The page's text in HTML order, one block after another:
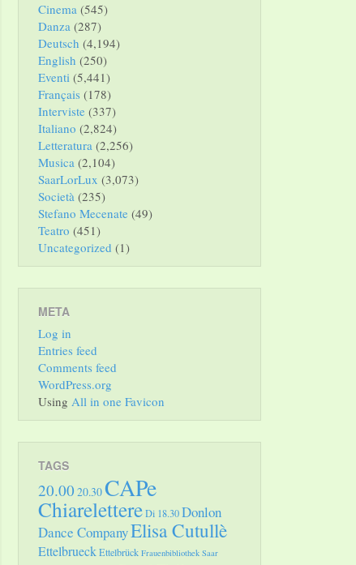
Cinema (545)
Danza (287)
Deutsch (4,194)
English (250)
Eventi (5,441)
Français (178)
Interviste (337)
Italiano (2,824)
Letteratura (2,256)
Musica (2,104)
SaarLorLux (3,073)
Società (235)
Stefano Mecenate (49)
Teatro (451)
Uncategorized (1)
META
Log in
Entries feed
Comments feed
WordPress.org
Using All in one Favicon
TAGS
20.00 20.30CAPe
ChiarelettereDi 18.30Donlon
Dance CompanyElisa Cutullè
EttelbrueckEttelbrück Frauenbibliothek Saar